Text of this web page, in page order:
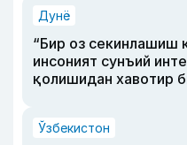
Дунё
“Бир оз секинлашиш
инсоният сунъий
қолишидан хавотир
Ўзбекистон